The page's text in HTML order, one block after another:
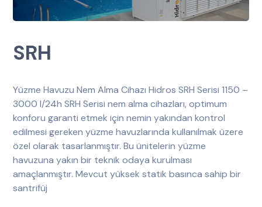
SRH
Yüzme Havuzu Nem Alma Cihazı Hidros SRH Serisi 1150 –
3000 l/24h SRH Serisi nem alma cihazları, optimum
konforu garanti etmek için nemin yakından kontrol
edilmesi gereken yüzme havuzlarında kullanılmak üzere
özel olarak tasarlanmıştır. Bu ünitelerin yüzme
havuzuna yakın bir teknik odaya kurulması
amaçlanmıştır. Mevcut yüksek statik basınca sahip bir
santrifüj